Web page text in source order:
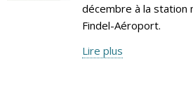
décembre à la station
Findel-Aéroport.
Lire plus